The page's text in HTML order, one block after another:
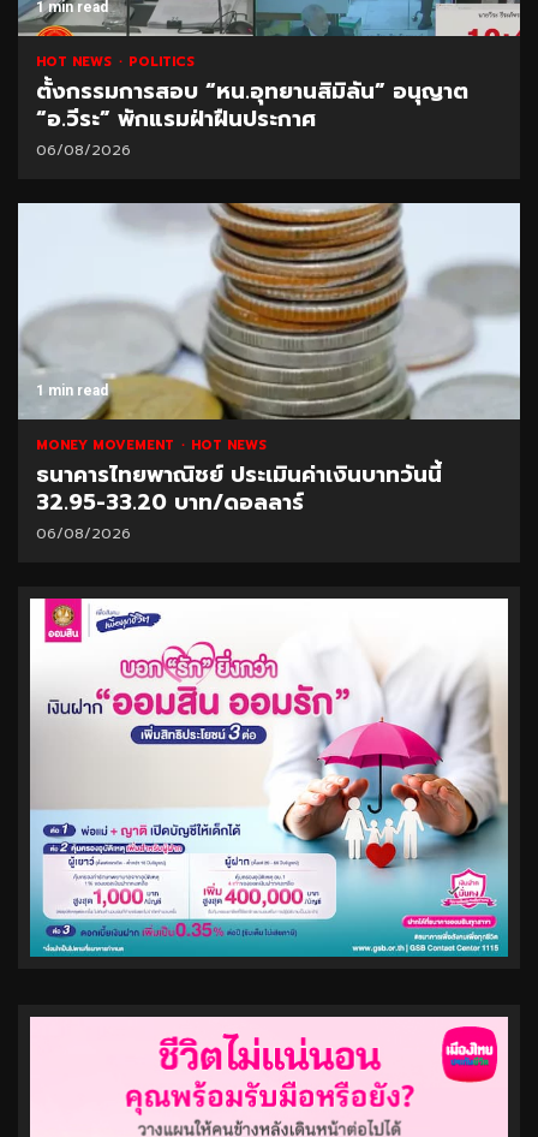
1 min read
HOT NEWS POLITICS
ตั้งกรรมการสอบ “หน.อุทยานสิมิลัน” อนุญาต
“อ.วีระ” พักแรมฝ่าฝืนประกาศ
06/08/2026
1 min read
MONEY MOVEMENT HOT NEWS
ธนาคารไทยพาณิชย์ ประเมินค่าเงินบาทวันนี้
32.95-33.20 บาท/ดอลลาร์
06/08/2026